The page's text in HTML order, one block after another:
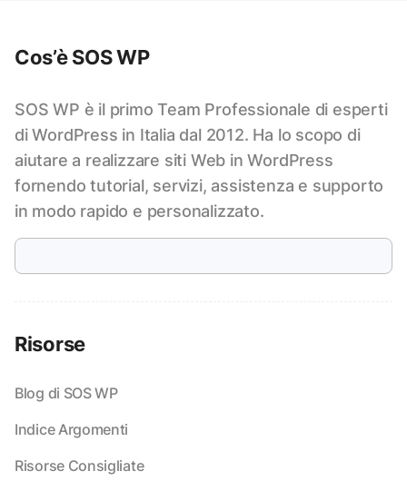
Cos’è SOS WP
SOS WP è il primo Team Professionale di esperti
di WordPress in Italia dal 2012. Ha lo scopo di
aiutare a realizzare siti Web in WordPress
fornendo tutorial, servizi, assistenza e supporto
in modo rapido e personalizzato.
Risorse
Blog di SOS WP
Indice Argomenti
Risorse Consigliate